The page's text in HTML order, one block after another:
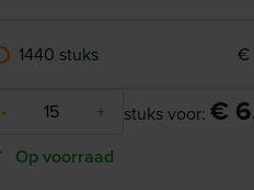
1440 stuks €
- + stuks voor: €
Op voorraad